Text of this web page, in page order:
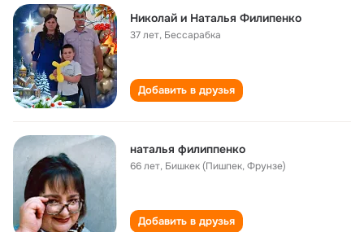
Николай и Наталья Филипенко
37 лет, Бессарабка
Добавить в друзья
наталья филиппенко
66 лет, Бишкек (Пишпек, Фрунзе)
Добавить в друзья